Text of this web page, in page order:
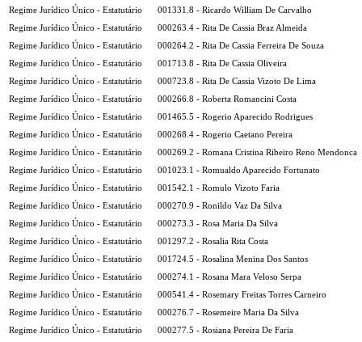
Regime Jurídico Único - Estatutário
001331.8 - Ricardo William De Carvalho
Regime Jurídico Único - Estatutário
000263.4 - Rita De Cassia Braz Almeida
Regime Jurídico Único - Estatutário
000264.2 - Rita De Cassia Ferreira De Souza
Regime Jurídico Único - Estatutário
001713.8 - Rita De Cassia Oliveira
Regime Jurídico Único - Estatutário
000723.8 - Rita De Cassia Vizoto De Lima
Regime Jurídico Único - Estatutário
000266.8 - Roberta Romancini Costa
Regime Jurídico Único - Estatutário
001465.5 - Rogerio Aparecido Rodrigues
Regime Jurídico Único - Estatutário
000268.4 - Rogerio Caetano Pereira
Regime Jurídico Único - Estatutário
000269.2 - Romana Cristina Ribeiro Reno Mendonca
Regime Jurídico Único - Estatutário
001023.1 - Romualdo Aparecido Fortunato
Regime Jurídico Único - Estatutário
001542.1 - Romulo Vizoto Faria
Regime Jurídico Único - Estatutário
000270.9 - Ronildo Vaz Da Silva
Regime Jurídico Único - Estatutário
000273.3 - Rosa Maria Da Silva
Regime Jurídico Único - Estatutário
001297.2 - Rosalia Rita Costa
Regime Jurídico Único - Estatutário
001724.5 - Rosalina Menina Dos Santos
Regime Jurídico Único - Estatutário
000274.1 - Rosana Mara Veloso Serpa
Regime Jurídico Único - Estatutário
000541.4 - Rosemary Freitas Torres Carneiro
Regime Jurídico Único - Estatutário
000276.7 - Rosemeire Maria Da Silva
Regime Jurídico Único - Estatutário
000277.5 - Rosiana Pereira De Faria